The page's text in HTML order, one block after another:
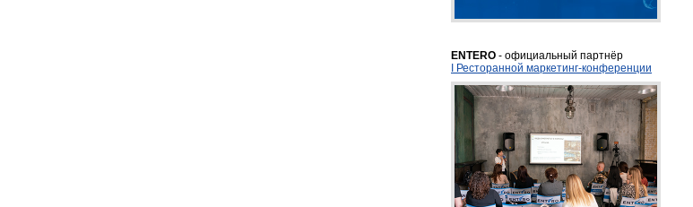
ENTERO - официальный партнёр
I Ресторанной маркетинг-конференции